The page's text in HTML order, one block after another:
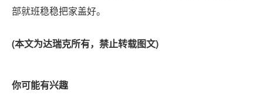
部就班稳稳把家盖好。
(本文为达瑞克所有，禁止转载图文)
你可能有兴趣